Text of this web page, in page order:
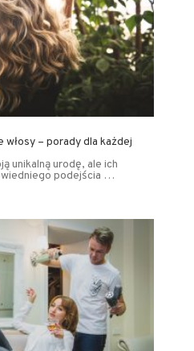
– porady dla każdej
unikalną urodę, ale ich
podejścia …